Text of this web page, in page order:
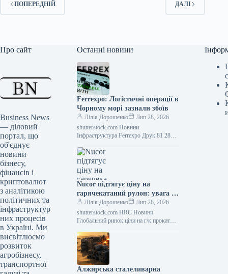
ПОПЕРЕДНІЙ ДАЛІ
Про сайт
Business News
— діловий
портал, що
об'єднує
новини
бізнесу,
фінансів і
криптовалют
з аналітикою
політичних та
інфраструктур
них процесів
в Україні. Ми
висвітлюємо
розвиток
агробізнесу,
транспортної
Останні новини
Ferrexpo: Логістичні операції в
Чорному морі зазнали збоїв
Лілія Дорошенко
Лип 28, 2026
shutterstock.com Новини
Інфраструктура Ferrexpo Друк 81 28
російські атаки паралізували морську
логістику Читайте іншими мовами:
Nucor підтягує ціну на
гарячекатаний рулон: увага на
$10/тЛілія Дорошенко
Лип 28, 2026
shutterstock.com HRC Новини
Глобальний ринок ціни на г/к прокат
Коригує Ціну на Гарячекатаний Рулон:
…
Алжирська сталеливарна